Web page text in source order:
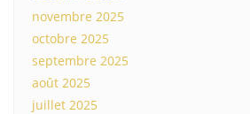
novembre 2025
octobre 2025
septembre 2025
août 2025
juillet 2025